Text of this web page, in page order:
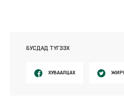
БУСДАД ТҮГЭЭХ
ХУВААЛЦАХ